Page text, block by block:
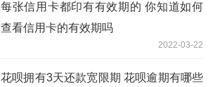
每张信用卡都印有有效期的 你知道如何
查看信用卡的有效期吗
2022-03-22
花呗拥有3天还款宽限期 花呗逾期有哪些